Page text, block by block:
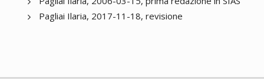
Pagliai Ilaria, 2017-11-18, revisione